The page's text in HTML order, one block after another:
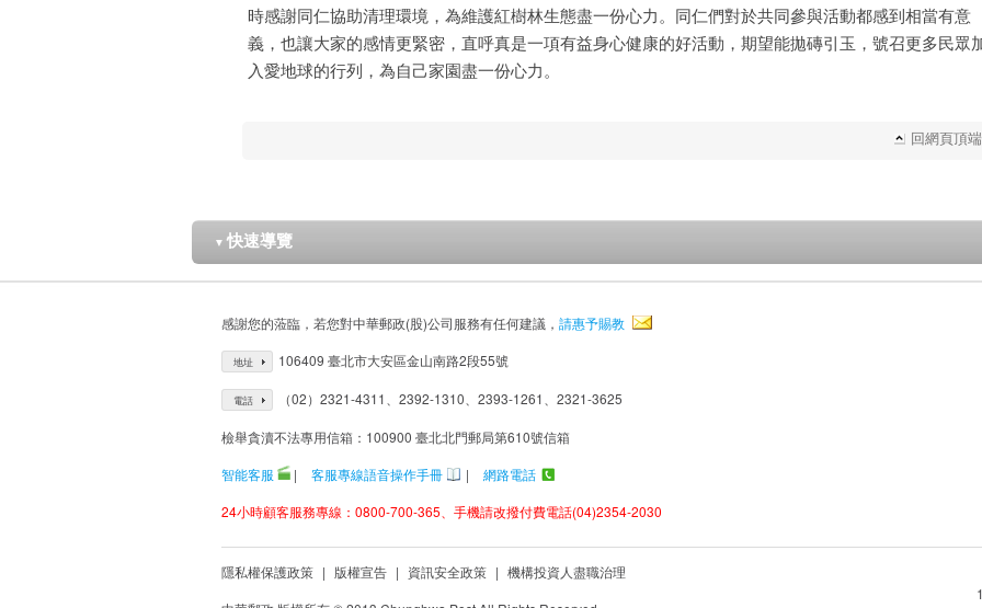
時感謝同仁協助清理環境，為維護紅樹林生態盡一份心力。同仁們對於共同參與活動都感到相當有意
義，也讓大家的感情更緊密，直呼真是一項有益身心健康的好活動，期望能拋磚引玉，號召更多民眾
入愛地球的行列，為自己家園盡一份心力。
回網頁頂端
▼ 快速導覽
感謝您的蒞臨，若您對中華郵政(股)公司服務有任何建議， 請惠予賜教
地址 106409 臺北市大安區金山南路2段55號
電話 （02）2321-4311、2392-1310、2393-1261、2321-3625
檢舉貪瀆不法專用信箱：100900 臺北北門郵局第610號信箱
智能客服
| 客服專線語音操作手冊 |
網路電話
24小時顧客服務專線：0800-700-365、手機請改撥付費電話(04)2354-2030
隱私權保護政策 | 版權宣告 | 資訊安全政策 | 機構投資人盡職治理